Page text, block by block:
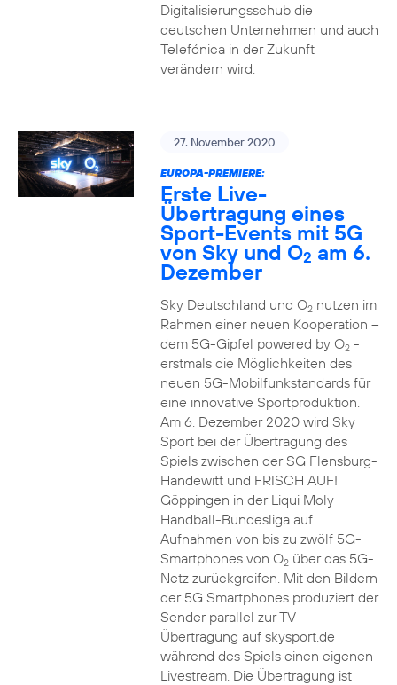
Digitalisierungsschub die
deutschen Unternehmen und auch
Telefónica in der Zukunft
verändern wird.
27. November 2020
EUROPA-PREMIERE:
Erste Live-
Übertragung eines
Sport-Events mit 5G
von Sky und O2 am 6.
Dezember
Sky Deutschland und O2nutzen im
Rahmen einer neuen Kooperation –
dem 5G-Gipfel powered by O2-
erstmals die Möglichkeiten des
neuen 5G-Mobilfunkstandards für
eine innovative Sportproduktion.
Am 6. Dezember 2020 wird Sky
Sport bei der Übertragung des
Spiels zwischen der SG Flensburg-
Handewitt und FRISCH AUF!
Göppingen in der Liqui Moly
Handball-Bundesliga auf
Aufnahmen von bis zu zwölf 5G-
Smartphones von O2über das 5G-
Netz zurückgreifen. Mit den Bildern
der 5G Smartphones produziert der
Sender parallel zur TV-
Übertragung auf skysport.de
während des Spiels einen eigenen
Livestream. Die Übertragung ist